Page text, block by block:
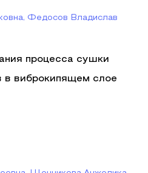
Федосов Владислав
процесса сушки
в виброкипящем слое